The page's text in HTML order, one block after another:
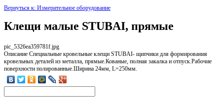
Вернуться к: Измерительное оборудование
Клещи малые STUBAI, прямые
pic_5326ea359781f.jpg
Описание Специальные кровельные клещи STUBAI- щипчики для формирования
кровельных деталей из металла, прямые.Кованые, полная закалка и отпуск.Рабочие
поверхности полированные.Ширина 24мм, L=250мм.